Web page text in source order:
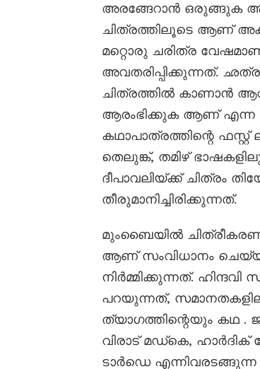
അരങ്ങേറാൻ ഒരുങ്ങുക
ചിത്രത്തിലൂടെ ആണ്
മറ്റൊരു ചരിത്ര
അവതരിപ്പിക്കുന്നത്.
ചിത്രത്തിൽ കാണാൻ
ആരംഭിക്കുക ആണ് എന്ന
കഥാപാത്രത്തിന്റെ ഫസ്റ്റ്
തെലുങ്ക്, തമിഴ്
ദീപാവലിയ്ക്ക് ചിത്രം
തീരുമാനിച്ചിരിക്കുന്നത്.
മുംബൈയിൽ
ആണ് സംവിധാനം
നിർമ്മിക്കുന്നത്.
പറയുന്നത്,
ത്യാഗത്തിന്റെയും കഥ .
വിരാട് മഡ്‌കെ,
ടാർഡെ